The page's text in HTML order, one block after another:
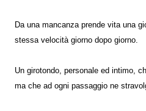
Da una mancanza prende vita una
stessa velocità giorno dopo giorno.
Un girotondo, personale ed intimo,
ma che ad ogni passaggio ne